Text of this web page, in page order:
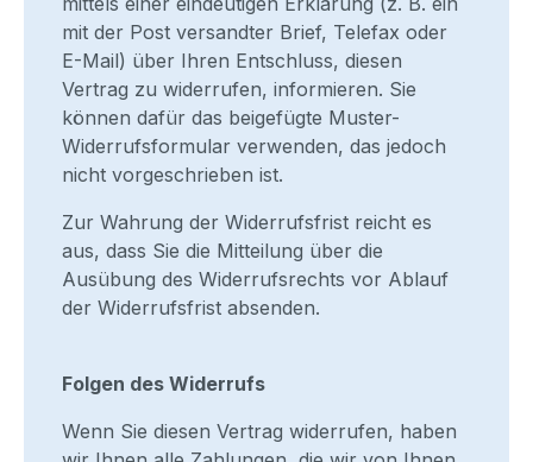
mit der Post versandter Brief, Telefax oder
E-Mail) über Ihren Entschluss, diesen
Vertrag zu widerrufen, informieren. Sie
können dafür das beigefügte Muster-
Widerrufsformular verwenden, das jedoch
nicht vorgeschrieben ist.
Zur Wahrung der Widerrufsfrist reicht es
aus, dass Sie die Mitteilung über die
Ausübung des Widerrufsrechts vor Ablauf
der Widerrufsfrist absenden.
Folgen des Widerrufs
Wenn Sie diesen Vertrag widerrufen, haben